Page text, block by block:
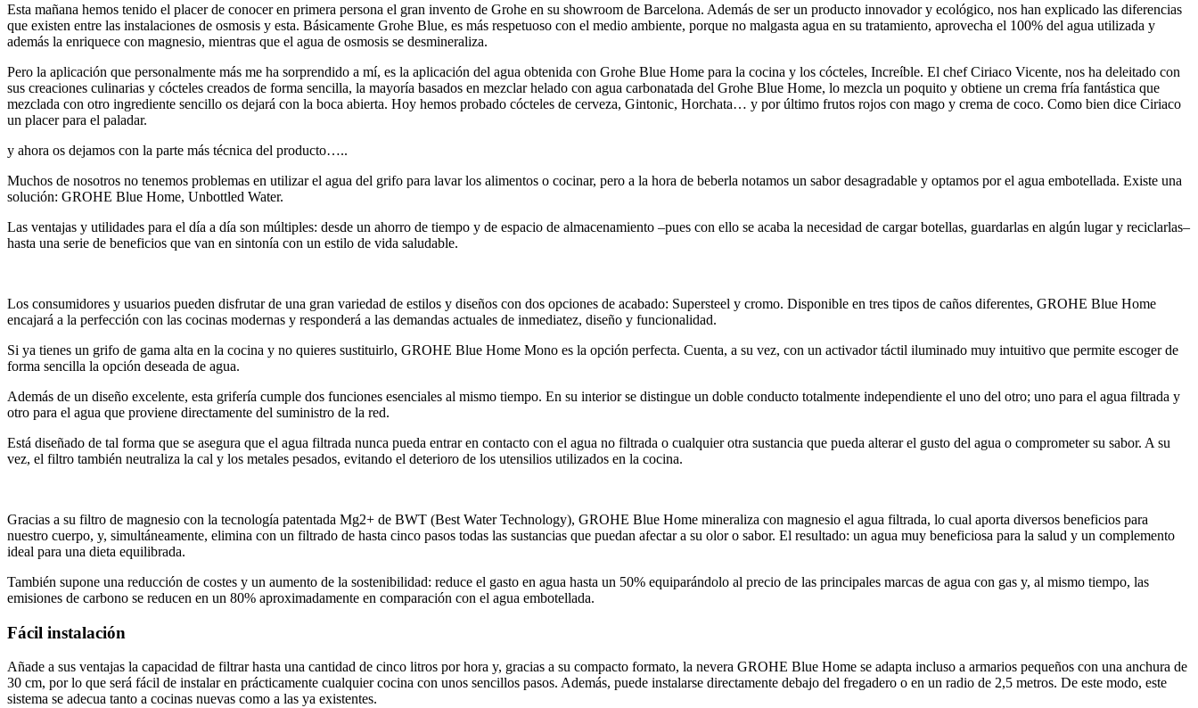
Esta mañana hemos tenido el placer de conocer en primera persona el gran invento de Grohe en su showroom de Barcelona. Además de ser un producto innovador y ecológico, nos han explicado las diferencias
que existen entre las instalaciones de osmosis y esta. Básicamente Grohe Blue, es más respetuoso con el medio ambiente, porque no malgasta agua en su tratamiento, aprovecha el 100% del agua utilizada y
además la enriquece con magnesio, mientras que el agua de osmosis se desmineraliza.
Pero la aplicación que personalmente más me ha sorprendido a mí, es la aplicación del agua obtenida con Grohe Blue Home para la cocina y los cócteles, Increíble. El chef Ciriaco Vicente, nos ha deleitado con
sus creaciones culinarias y cócteles creados de forma sencilla, la mayoría basados en mezclar helado con agua carbonatada del Grohe Blue Home, lo mezcla un poquito y obtiene un crema fría fantástica que
mezclada con otro ingrediente sencillo os dejará con la boca abierta. Hoy hemos probado cócteles de cerveza, Gintonic, Horchata… y por último frutos rojos con mago y crema de coco. Como bien dice Ciriaco
un placer para el paladar.
y ahora os dejamos con la parte más técnica del producto…..
Muchos de nosotros no tenemos problemas en utilizar el agua del grifo para lavar los alimentos o cocinar, pero a la hora de beberla notamos un sabor desagradable y optamos por el agua embotellada. Existe una
solución: GROHE Blue Home, Unbottled Water.
Las ventajas y utilidades para el día a día son múltiples: desde un ahorro de tiempo y de espacio de almacenamiento –pues con ello se acaba la necesidad de cargar botellas, guardarlas en algún lugar y reciclarlas–
hasta una serie de beneficios que van en sintonía con un estilo de vida saludable.
Los consumidores y usuarios pueden disfrutar de una gran variedad de estilos y diseños con dos opciones de acabado: Supersteel y cromo. Disponible en tres tipos de caños diferentes, GROHE Blue Home
encajará a la perfección con las cocinas modernas y responderá a las demandas actuales de inmediatez, diseño y funcionalidad.
Si ya tienes un grifo de gama alta en la cocina y no quieres sustituirlo, GROHE Blue Home Mono es la opción perfecta. Cuenta, a su vez, con un activador táctil iluminado muy intuitivo que permite escoger de
forma sencilla la opción deseada de agua.
Además de un diseño excelente, esta grifería cumple dos funciones esenciales al mismo tiempo. En su interior se distingue un doble conducto totalmente independiente el uno del otro; uno para el agua filtrada y
otro para el agua que proviene directamente del suministro de la red.
Está diseñado de tal forma que se asegura que el agua filtrada nunca pueda entrar en contacto con el agua no filtrada o cualquier otra sustancia que pueda alterar el gusto del agua o comprometer su sabor. A su
vez, el filtro también neutraliza la cal y los metales pesados, evitando el deterioro de los utensilios utilizados en la cocina.
Gracias a su filtro de magnesio con la tecnología patentada Mg2+ de BWT (Best Water Technology), GROHE Blue Home mineraliza con magnesio el agua filtrada, lo cual aporta diversos beneficios para
nuestro cuerpo, y, simultáneamente, elimina con un filtrado de hasta cinco pasos todas las sustancias que puedan afectar a su olor o sabor. El resultado: un agua muy beneficiosa para la salud y un complemento
ideal para una dieta equilibrada.
También supone una reducción de costes y un aumento de la sostenibilidad: reduce el gasto en agua hasta un 50% equiparándolo al precio de las principales marcas de agua con gas y, al mismo tiempo, las
emisiones de carbono se reducen en un 80% aproximadamente en comparación con el agua embotellada.
Fácil instalación
Añade a sus ventajas la capacidad de filtrar hasta una cantidad de cinco litros por hora y, gracias a su compacto formato, la nevera GROHE Blue Home se adapta incluso a armarios pequeños con una anchura de
30 cm, por lo que será fácil de instalar en prácticamente cualquier cocina con unos sencillos pasos. Además, puede instalarse directamente debajo del fregadero o en un radio de 2,5 metros. De este modo, este
sistema se adecua tanto a cocinas nuevas como a las ya existentes.